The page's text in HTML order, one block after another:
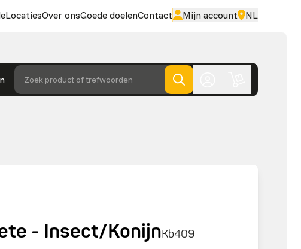
LocatiesOver onsGoede doelenContact Mijn account NL
Zoek product of trefwoorden
- Insect/KonijnKb409